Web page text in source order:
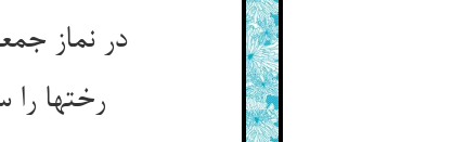
در نماز جمعه بنگر خوش به هوش ** جمله جمعند و یک‌اندیشه و خموش